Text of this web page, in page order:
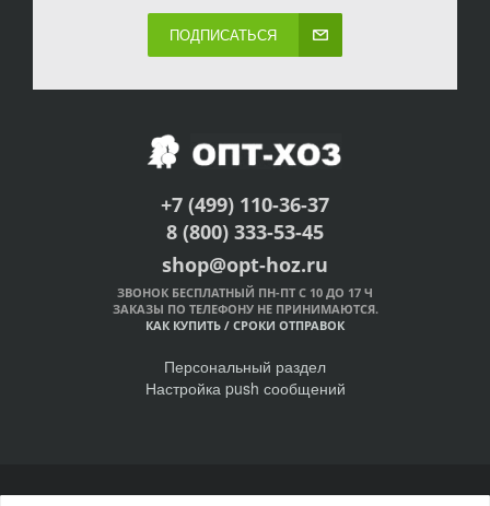
ПОДПИСАТЬСЯ
+7 (499) 110-36-37
8 (800) 333-53-45
shop@opt-hoz.ru
ЗВОНОК БЕСПЛАТНЫЙ ПН-ПТ С 10 ДО 17 Ч
ЗАКАЗЫ ПО ТЕЛЕФОНУ НЕ ПРИНИМАЮТСЯ.
КАК КУПИТЬ / СРОКИ ОТПРАВОК
Персональный раздел
Настройка push сообщений
© Интернет-магазин ОПТ-ХОЗ, 2011-2026